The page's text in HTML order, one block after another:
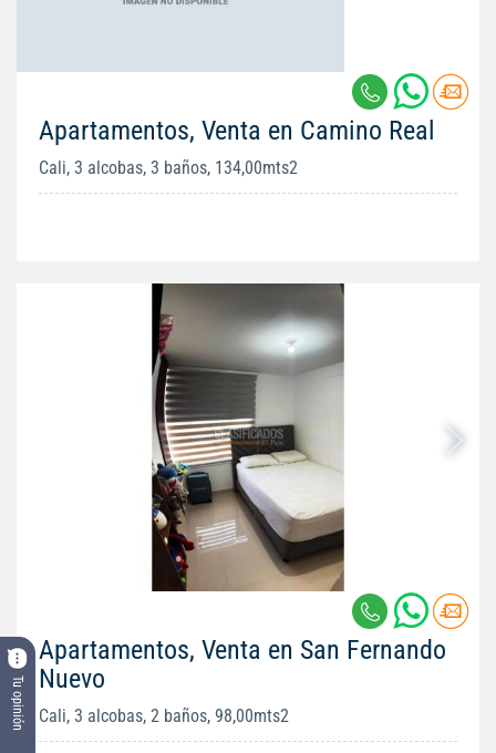
Tu opinión
Apartamentos, Venta en Camino Real
Cali, 3 alcobas, 3 baños, 134,00mts2
Apartamentos, Venta en San Fernando
Nuevo
Cali, 3 alcobas, 2 baños, 98,00mts2